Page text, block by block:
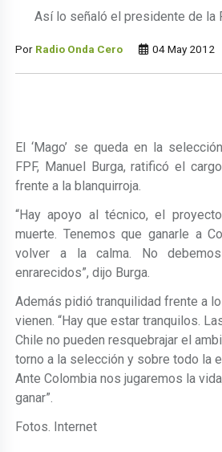
Así lo señaló el presidente de la
Por Radio Onda Cero 04 May 2012
El ‘Mago’ se queda en la
FPF, Manuel Burga, ratificó el
frente a la blanquirroja.
“Hay apoyo al técnico, el
muerte. Tenemos que ganarle a
volver a la calma. No
enrarecidos”, dijo Burga.
Además pidió tranquilidad frente a
vienen. “Hay que estar tranquilos.
Chile no pueden resquebrajar el
torno a la selección y sobre todo la
Ante Colombia nos jugaremos la
ganar”.
Fotos. Internet